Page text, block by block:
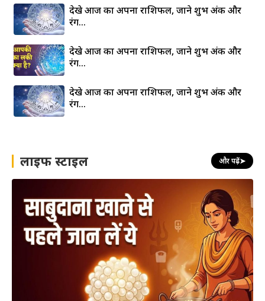
देखे आज का अपना राशिफल, जाने शुभ अंक और
रंग…
देखे आज का अपना राशिफल, जाने शुभ अंक और
रंग…
देखे आज का अपना राशिफल, जाने शुभ अंक और
रंग…
लाइफ स्टाइल और पढ़ें➤